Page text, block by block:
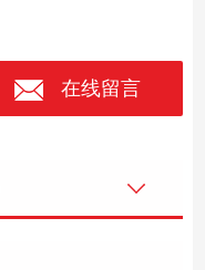
在线留言